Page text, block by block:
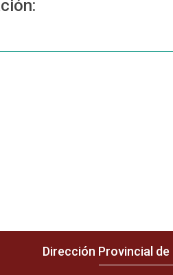
Dirección Provincial